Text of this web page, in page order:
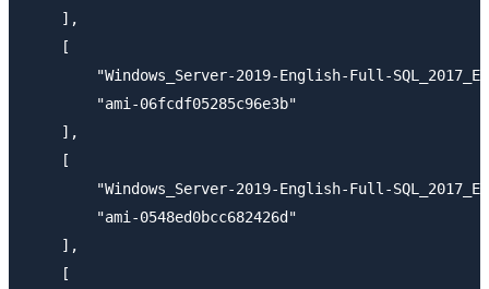
    ],
    [
"Windows_Server-2019-English-Full-
        "ami-06fcdf05285c96e3b"
    ],
    [
"Windows_Server-2019-English-Full-
        "ami-0548ed0bcc682426d"
    ],
    [